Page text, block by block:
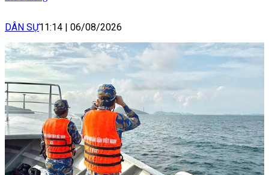
DÂN SỰ11:14 | 06/08/2026